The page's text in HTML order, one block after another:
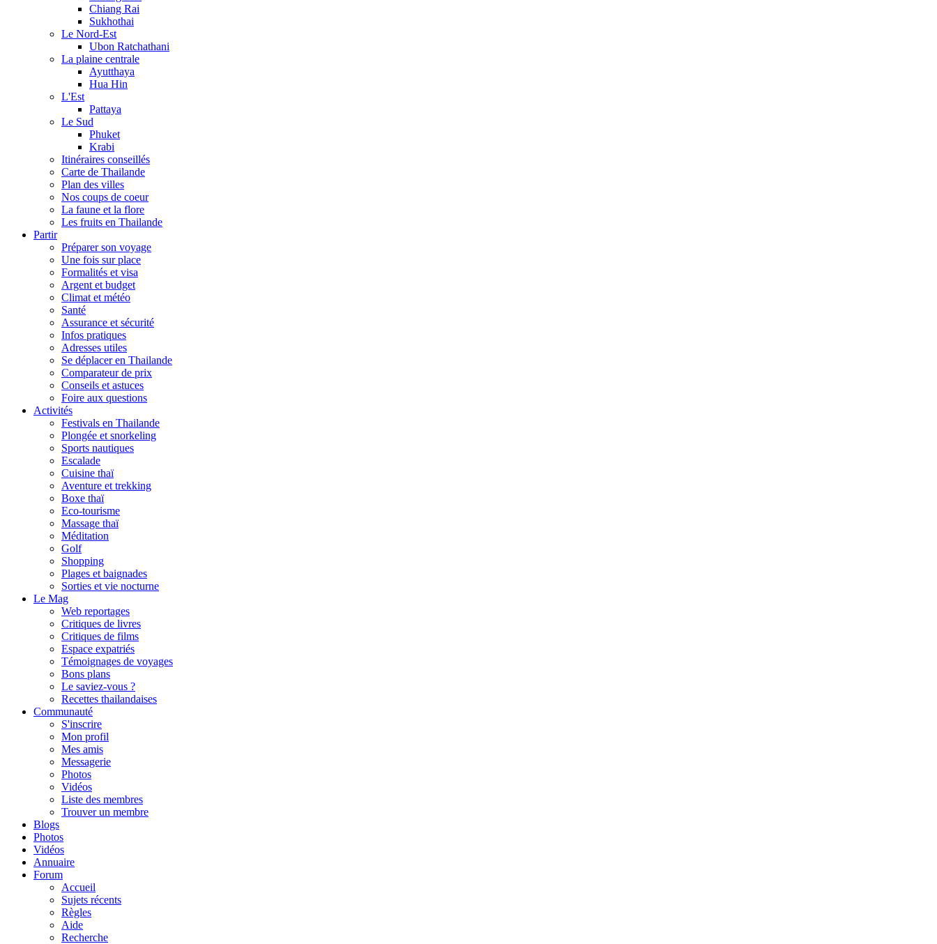
Chiang Rai
Sukhothai
Le Nord-Est
Ubon Ratchathani
La plaine centrale
Ayutthaya
Hua Hin
L'Est
Pattaya
Le Sud
Phuket
Krabi
Itinéraires conseillés
Carte de Thailande
Plan des villes
Nos coups de coeur
La faune et la flore
Les fruits en Thailande
Partir
Préparer son voyage
Une fois sur place
Formalités et visa
Argent et budget
Climat et météo
Santé
Assurance et sécurité
Infos pratiques
Adresses utiles
Se déplacer en Thailande
Comparateur de prix
Conseils et astuces
Foire aux questions
Activités
Festivals en Thailande
Plongée et snorkeling
Sports nautiques
Escalade
Cuisine thaï
Aventure et trekking
Boxe thaï
Eco-tourisme
Massage thaï
Méditation
Golf
Shopping
Plages et baignades
Sorties et vie nocturne
Le Mag
Web reportages
Critiques de livres
Critiques de films
Espace expatriés
Témoignages de voyages
Bons plans
Le saviez-vous ?
Recettes thailandaises
Communauté
S'inscrire
Mon profil
Mes amis
Messagerie
Photos
Vidéos
Liste des membres
Trouver un membre
Blogs
Photos
Vidéos
Annuaire
Forum
Accueil
Sujets récents
Règles
Aide
Recherche